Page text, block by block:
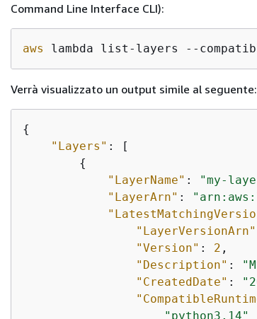
Command Line Interface CLI):
aws lambda list-layers --
Verrà visualizzato un output simile al seguente:
{
"Layers" : [
{
"LayerName" : "my-
"LayerArn" :
"LayerVersionArn"
"Version" : 2 ,
"Description" :
"CreatedDate" :
"python3.14"